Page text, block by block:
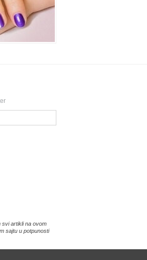
svi artikli na ovom
sajtu u potpunosti